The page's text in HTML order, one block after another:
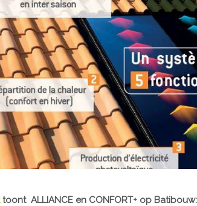
toont ALLIANCE en CONFORT+ op